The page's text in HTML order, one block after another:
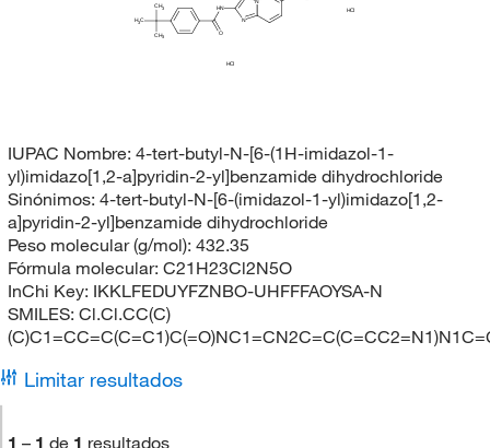
H3C
CH3
CH3
O
HN
N
HCl
HCl
IUPAC Nombre: 4-tert-butyl-N-[6-(1H-imidazol-1-
yl)imidazo[1,2-a]pyridin-2-yl]benzamide dihydrochloride
Sinónimos: 4-tert-butyl-N-[6-(imidazol-1-yl)imidazo[1,2-
a]pyridin-2-yl]benzamide dihydrochloride
Peso molecular (g/mol): 432.35
Fórmula molecular: C21H23Cl2N5O
InChi Key: IKKLFEDUYFZNBO-UHFFFAOYSA-N
SMILES: Cl.Cl.CC(C)
Limitar resultados
1 – 1 de 1 resultados